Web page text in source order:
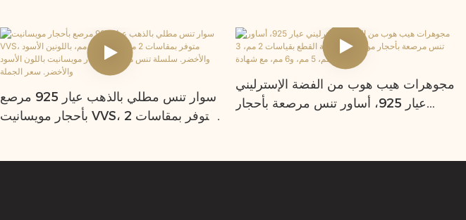
سوار تنس مطلي بالذهب عيار 925 مرصع
بأحجار مويسانيت VVS، متوفر بمقاسات 2
مجوهرات هيب هوب من الفضة الإسترليني
عيار 925، أساور تنس مرصعة بأحجار